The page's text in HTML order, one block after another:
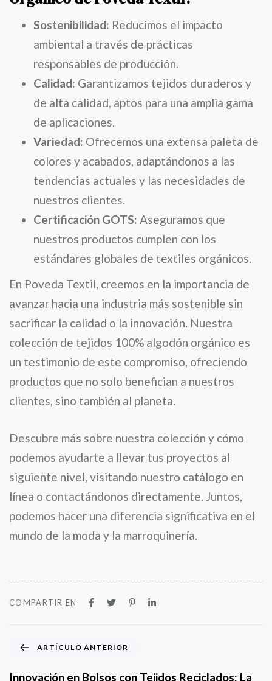
Sostenibilidad: Reducimos el impacto
ambiental a través de prácticas
responsables de producción.
Calidad: Garantizamos tejidos duraderos y
de alta calidad, aptos para una amplia gama
de aplicaciones.
Variedad: Ofrecemos una extensa paleta de
colores y acabados, adaptándonos a las
tendencias actuales y las necesidades de
nuestros clientes.
Certificación GOTS: Aseguramos que
nuestros productos cumplen con los
estándares globales de textiles orgánicos.
En Poveda Textil, creemos en la importancia de
avanzar hacia una industria más sostenible sin
sacrificar la calidad o la innovación. Nuestra
colección de tejidos 100% algodón orgánico es
un testimonio de este compromiso, ofreciendo
productos que no solo benefician a nuestros
clientes, sino también al planeta.
Descubre más sobre nuestra colección y cómo
podemos ayudarte a llevar tus proyectos al
siguiente nivel, visitando nuestro catálogo en
línea o contactándonos directamente. Juntos,
podemos hacer una diferencia significativa en el
mundo de la moda y la marroquinería.
COMPARTIR EN
t
ARTÍCULO ANTERIOR
Innovación en Bolsos con Tejidos Reciclados: La